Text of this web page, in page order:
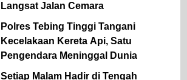
Langsat Jalan Cemara
Polres Tebing Tinggi Tangani
Kecelakaan Kereta Api, Satu
Pengendara Meninggal Dunia
Setiap Malam Hadir di Tengah